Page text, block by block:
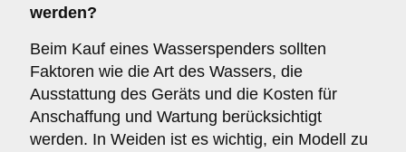
werden?
Beim Kauf eines Wasserspenders sollten
Faktoren wie die Art des Wassers, die
Ausstattung des Geräts und die Kosten für
Anschaffung und Wartung berücksichtigt
werden. In Weiden ist es wichtig, ein Modell zu